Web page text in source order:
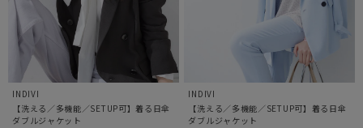
INDIVI
【洗える／多機能／SETUP可】着る日傘
ダブルジャケット
INDIVI
【洗える／多機能／SETUP可】着る日傘
ダブルジャケット